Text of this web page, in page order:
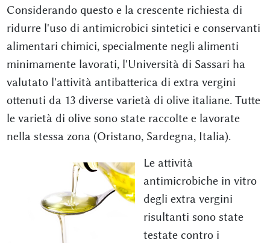
Considerando questo e la crescente richiesta di
ridurre l'uso di antimicrobici sintetici e conservanti
alimentari chimici, specialmente negli alimenti
minimamente lavorati, l'Università di Sassari ha
valutato l'attività antibatterica di extra vergini
ottenuti da 13 diverse varietà di olive italiane. Tutte
le varietà di olive sono state raccolte e lavorate
nella stessa zona (Oristano, Sardegna, Italia).
Le attività
antimicrobiche in vitro
degli extra vergini
risultanti sono state
testate contro i